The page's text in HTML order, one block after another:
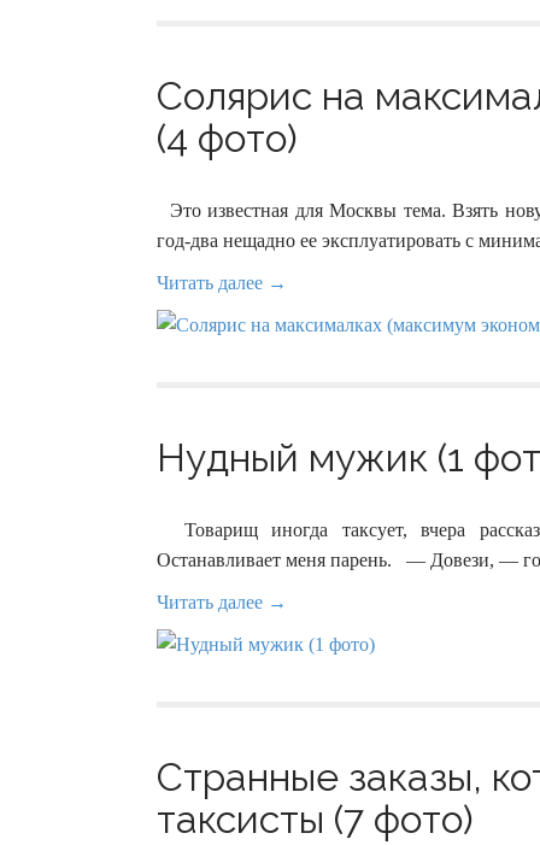
Солярис на
(4 фото)
Это известная для Москвы тема. Взять
год-два нещадно ее эксплуатировать с
Читать далее →
Нудный мужик (1
Товарищ иногда таксует, вчера
Останавливает меня парень. — Довези, —
Читать далее →
Странные заказы,
таксисты (7 фото)